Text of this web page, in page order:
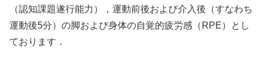
（認知課題遂行能力），運動前後および介入後（すなわち
運動後5分）の脚および身体の自覚的疲労感（RPE）とし
ております．